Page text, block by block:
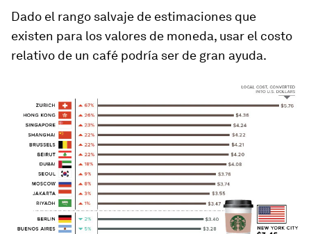
Dado el rango salvaje de estimaciones que
existen para los valores de moneda, usar el costo
relativo de un café podría ser de gran ayuda.